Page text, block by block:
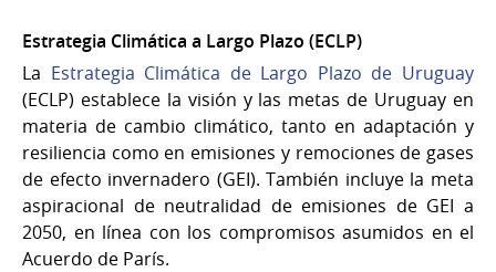
Estrategia Climática a Largo Plazo (ECLP)
La Estrategia Climática de Largo Plazo de Uruguay
(ECLP) establece la visión y las metas de Uruguay en
materia de cambio climático, tanto en adaptación y
resiliencia como en emisiones y remociones de gases
de efecto invernadero (GEI). También incluye la meta
aspiracional de neutralidad de emisiones de GEI a
2050, en línea con los compromisos asumidos en el
Acuerdo de París.